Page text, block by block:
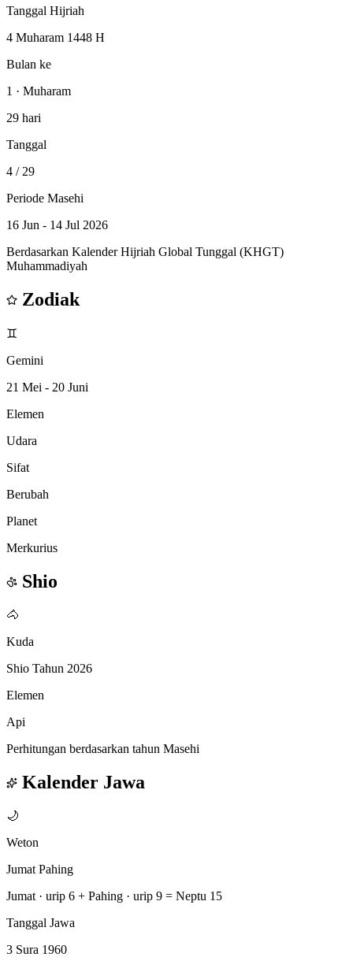
Tanggal Hijriah
4 Muharam 1448 H
Bulan ke
1 · Muharam
29 hari
Tanggal
4 / 29
Periode Masehi
16 Jun - 14 Jul 2026
Berdasarkan Kalender Hijriah Global Tunggal (KHGT)
Muhammadiyah
Zodiak
♊
Gemini
21 Mei - 20 Juni
Elemen
Udara
Sifat
Berubah
Planet
Merkurius
Shio
🐴
Kuda
Shio Tahun 2026
Elemen
Api
Perhitungan berdasarkan tahun Masehi
Kalender Jawa
🌙
Weton
Jumat Pahing
Jumat · urip 6 + Pahing · urip 9 = Neptu 15
Tanggal Jawa
3 Sura 1960